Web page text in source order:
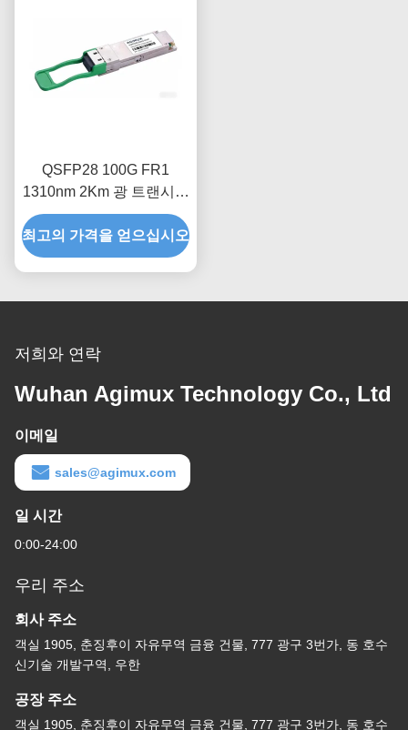
QSFP28 100G FR1
1310nm 2Km 광 트랜시버
모듈
최고의 가격을 얻으십시오
저희와 연락
Wuhan Agimux Technology Co., Ltd
이메일
sales@agimux.com
일 시간
0:00-24:00
우리 주소
회사 주소
객실 1905, 춘징후이 자유무역 금융 건물, 777 광구 3번가, 동 호수
신기술 개발구역, 우한
공장 주소
객실 1905, 춘징후이 자유무역 금융 건물, 777 광구 3번가, 동 호수